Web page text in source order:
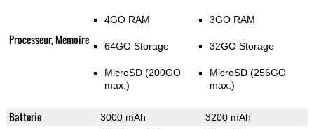
Processeur, Memoire
4GO RAM
64GO Storage
MicroSD (200GO
max.)
3GO RAM
32GO Storage
MicroSD (256GO
max.)
Batterie 3000 mAh 3200 mAh